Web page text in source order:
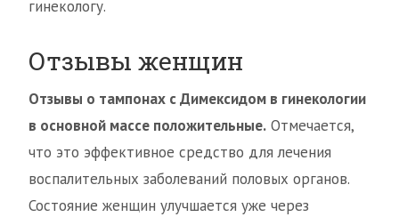
гинекологу.
Отзывы женщин
Отзывы о тампонах с Димексидом в гинекологии
в основной массе положительные. Отмечается,
что это эффективное средство для лечения
воспалительных заболеваний половых органов.
Состояние женщин улучшается уже через